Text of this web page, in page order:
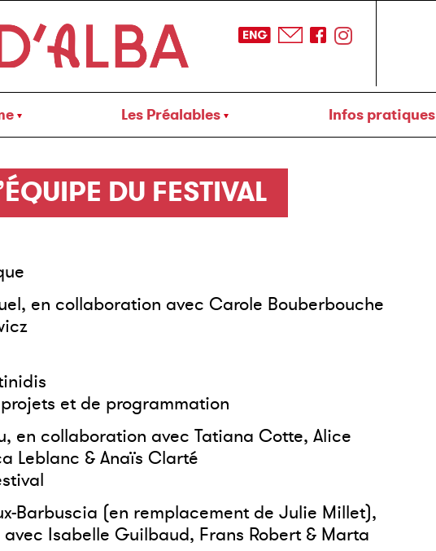
Les Préalables Infos pratiques
DU FESTIVAL
en collaboration avec Carole Bouberbouche
et de programmation
en collaboration avec Tatiana Cotte, Alice
Leblanc & Anaïs Clarté
Barbuscia (en remplacement de Julie Millet),
Isabelle Guilbaud, Frans Robert & Marta